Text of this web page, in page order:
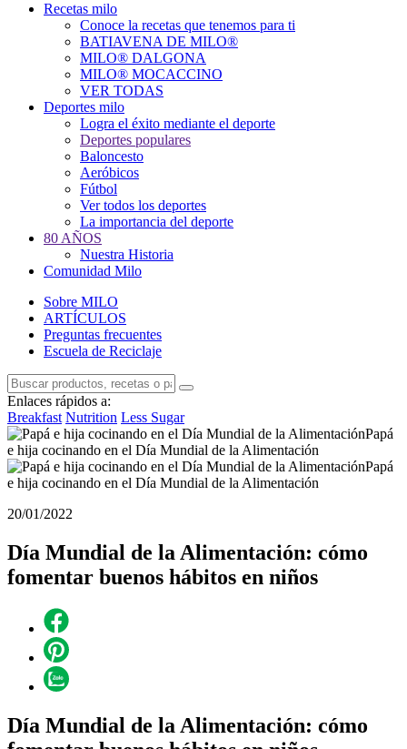
Recetas milo
Conoce la recetas que tenemos para ti
BATIAVENA DE MILO®
MILO® DALGONA
MILO® MOCACCINO
VER TODAS
Deportes milo
Logra el éxito mediante el deporte
Deportes populares
Baloncesto
Aeróbicos
Fútbol
Ver todos los deportes
La importancia del deporte
80 AÑOS
Nuestra Historia
Comunidad Milo
Sobre MILO
ARTÍCULOS
Preguntas frecuentes
Escuela de Reciclaje
Enlaces rápidos a:
Breakfast Nutrition Less Sugar
20/01/2022
Día Mundial de la Alimentación: cómo
fomentar buenos hábitos en niños
Día Mundial de la Alimentación: cómo